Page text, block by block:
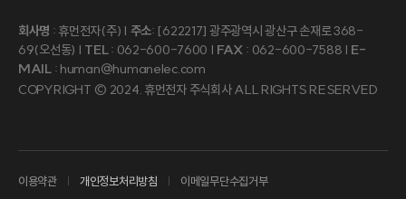
회사명 : 휴먼전자(주) | 주소: [622217] 광주광역시 광산구 손재로 368-
69(오선동) | TEL: 062-600-7600 | FAX : 062-600-7588 | E-
MAIL: human@humanelec.com
COPYRIGHT © 2024. 휴먼전자 주식회사 ALL RIGHTS RESERVED
이용약관 개인정보처리방침 이메일무단수집거부